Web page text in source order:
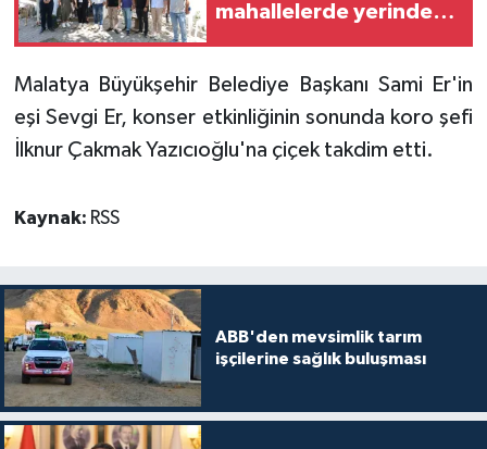
mahallelerde yerinde
Malatya Büyükşehir Belediye Başkanı Sami Er'in
eşi Sevgi Er, konser etkinliğinin sonunda koro şefi
İlknur Çakmak Yazıcıoğlu'na çiçek takdim etti.
Kaynak: RSS
ABB'den mevsimlik tarım
işçilerine sağlık buluşması